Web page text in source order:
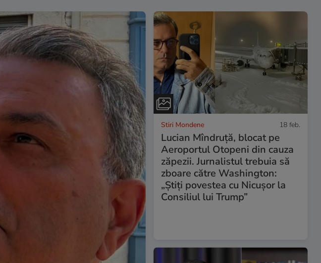
Stiri Mondene 18 feb.
Lucian Mîndruță, blocat pe
Aeroportul Otopeni din cauza
zăpezii. Jurnalistul trebuia să
zboare către Washington:
„Știți povestea cu Nicușor la
Consiliul lui Trump”